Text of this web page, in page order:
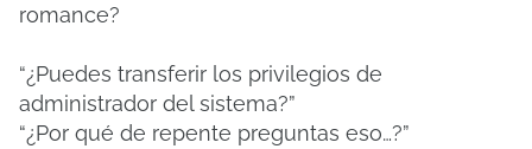
romance?
“¿Puedes transferir los privilegios de
administrador del sistema?”
“¿Por qué de repente preguntas eso…?”